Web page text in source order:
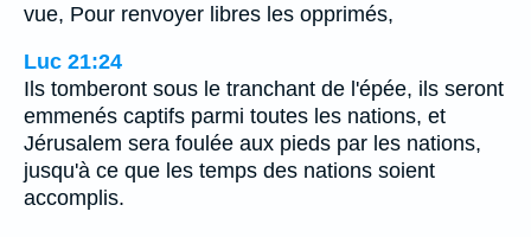
vue, Pour renvoyer libres les opprimés,
Luc 21:24
Ils tomberont sous le tranchant de l'épée, ils seront
emmenés captifs parmi toutes les nations, et
Jérusalem sera foulée aux pieds par les nations,
jusqu'à ce que les temps des nations soient
accomplis.